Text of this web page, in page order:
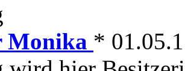
Monika *